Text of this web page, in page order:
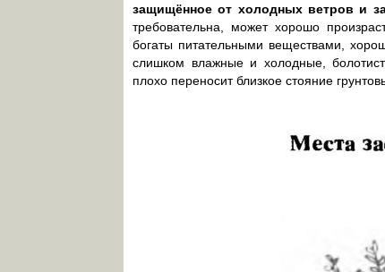
защищённое от холодных ветров и
требовательна, может хорошо
богаты питательными веществами,
слишком влажные и холодные,
плохо переносит близкое стояние